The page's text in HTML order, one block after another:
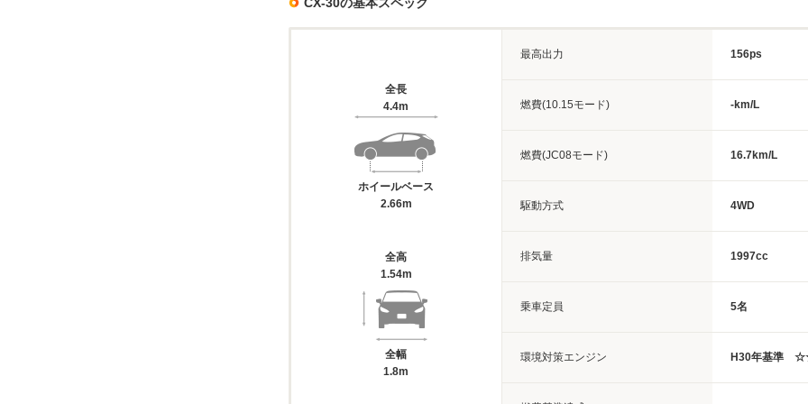
全長
4.4m
ホイールベース
2.66m
全高
1.54m
全幅
1.8m
最高出力 156ps
燃費(10.15モード) -km/L
燃費(JC08モード) 16.7km/L
駆動方式 4WD
排気量 1997cc
乗車定員 5名
環境対策エンジン H30年基準